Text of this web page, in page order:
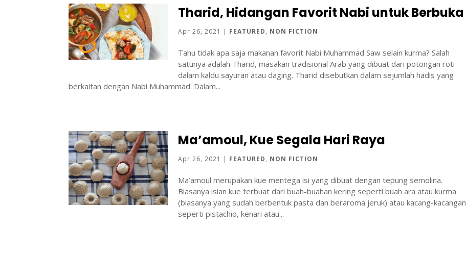
Tharid, Hidangan Favorit Nabi untuk Berbuka
Apr 26, 2021 | FEATURED, NON FICTION
Tahu tidak apa saja makanan favorit Nabi Muhammad Saw selain kurma? Salah
satunya adalah Tharid, masakan tradisional Arab yang dibuat dari potongan roti
dalam kaldu sayuran atau daging. Tharid disebutkan dalam sejumlah hadis yang
berkaitan dengan Nabi Muhammad. Dalam...
Ma’amoul, Kue Segala Hari Raya
Apr 26, 2021 | FEATURED, NON FICTION
Ma’amoul merupakan kue mentega isi yang dibuat dengan tepung semolina.
Biasanya isian kue terbuat dari buah-buahan kering seperti buah ara atau kurma
(biasanya yang sudah berbentuk pasta dan beraroma jeruk) atau kacang-kacangan
seperti pistachio, kenari atau...